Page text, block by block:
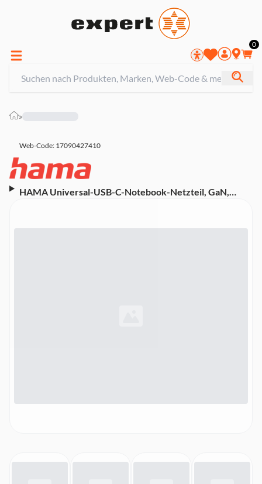
0
»
Web-Code: 17090427410
HAMA Universal-USB-C-Notebook-Netzteil, GaN,